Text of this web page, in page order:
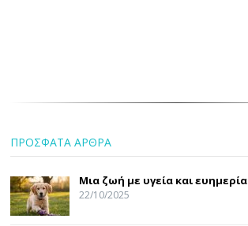
ΠΡΟΣΦΑΤΑ ΑΡΘΡΑ
Μια ζωή με υγεία και ευημερία
22/10/2025